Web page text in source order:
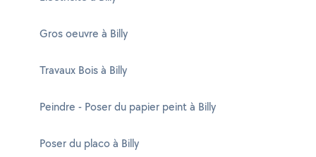
Gros oeuvre à Billy
Travaux Bois à Billy
Peindre - Poser du papier peint à Billy
Poser du placo à Billy